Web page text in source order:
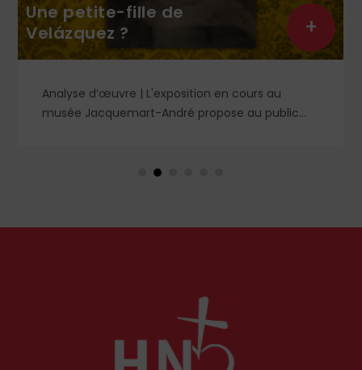
Une petite-fille de
Velázquez ?
Analyse d’œuvre | L'exposition en cours au
musée Jacquemart-André propose au public
dans un style qui tranche avec les ceux qui
+